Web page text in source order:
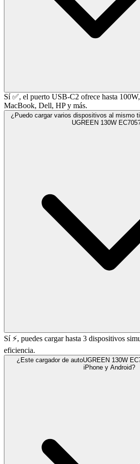
Sí ✅, el puerto USB-C2 ofrece hasta
MacBook, Dell, HP y más.
¿Puedo cargar varios dispositivos al mismo
UGREEN 130W
Sí ⚡, puedes cargar hasta 3 dispositivos
eficiencia.
¿Este cargador de autoUGREEN 130W
iPhone y Android?